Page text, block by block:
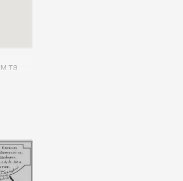
та